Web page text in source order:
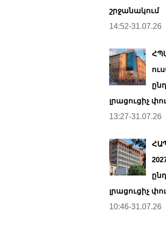
շրջանակում
14:52-31.07.26
լրացուցիչ
13:27-31.07.26
լրացուցիչ
10:46-31.07.26